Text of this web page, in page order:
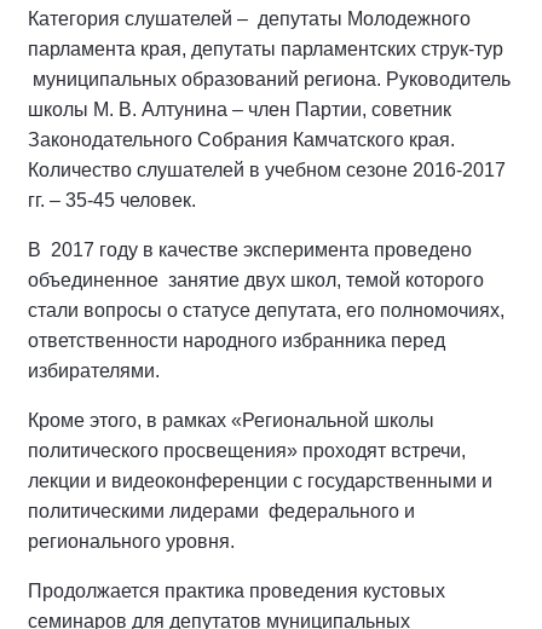
Категория слушателей – депутаты Молодежного
парламента края, депутаты парламентских струк-тур
муниципальных образований региона. Руководитель
школы М. В. Алтунина – член Партии, советник
Законодательного Собрания Камчатского края.
Количество слушателей в учебном сезоне 2016-2017
гг. – 35-45 человек.
В 2017 году в качестве эксперимента проведено
объединенное занятие двух школ, темой которого
стали вопросы о статусе депутата, его полномочиях,
ответственности народного избранника перед
избирателями.
Кроме этого, в рамках «Региональной школы
политического просвещения» проходят встречи,
лекции и видеоконференции с государственными и
политическими лидерами федерального и
регионального уровня.
Продолжается практика проведения кустовых
семинаров для депутатов муниципальных